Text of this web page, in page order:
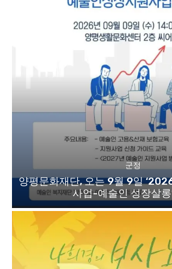
군정
양평문화재단, 오는 9월 9일
사업-예술인 성장살롱